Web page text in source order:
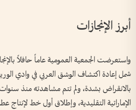
أبرز الإنجازات
واستعرضت الجمعية العمومية عاماً حافلاً
شمل إعادة اكتشاف الوشق العربي في وادي
بالانقراض بشدة، ولم تتم مشاهدته منذ سنوات،
الإماراتية التقليدية، وإطلاق أول خط لإنتاج